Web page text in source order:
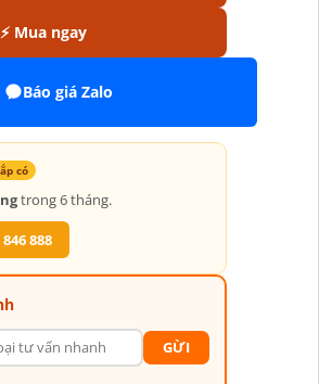
⚡ Mua ngay
Báo giá Zalo
có
trong 6 tháng.
888
GỪI